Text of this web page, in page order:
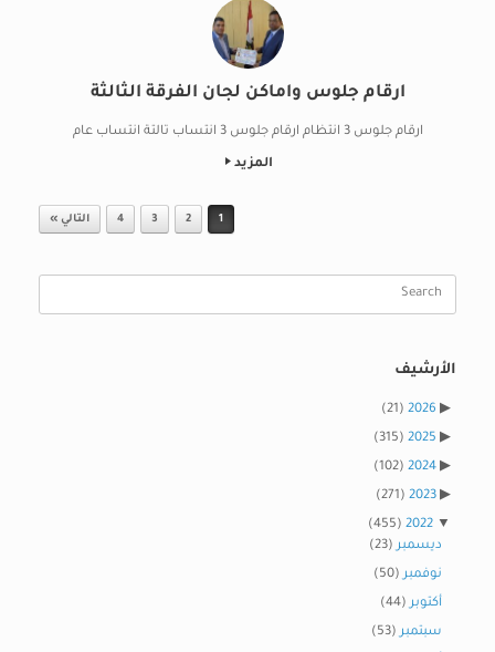
ارقام جلوس واماكن لجان الفرقة الثالثة
ارقام جلوس 3 انتظام ارقام جلوس 3 انتساب تالتة انتساب عام
المزيد
1
2
3
4 التالي »
Search
الأرشيف
2026
(21)
2025
(315)
2024
(102)
2023
(271)
2022
(455)
ديسمبر(23)
نوفمبر(50)
أكتوبر(44)
سبتمبر(53)